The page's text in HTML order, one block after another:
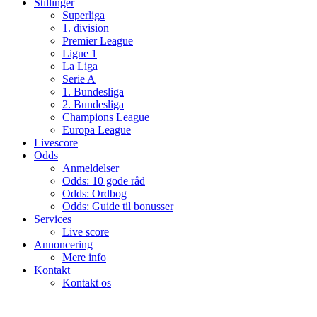
Superliga
1. division
Premier League
Ligue 1
La Liga
Serie A
1. Bundesliga
2. Bundesliga
Champions League
Europa League
Livescore
Odds
Anmeldelser
Odds: 10 gode råd
Odds: Ordbog
Odds: Guide til bonusser
Services
Live score
Annoncering
Mere info
Kontakt
Kontakt os